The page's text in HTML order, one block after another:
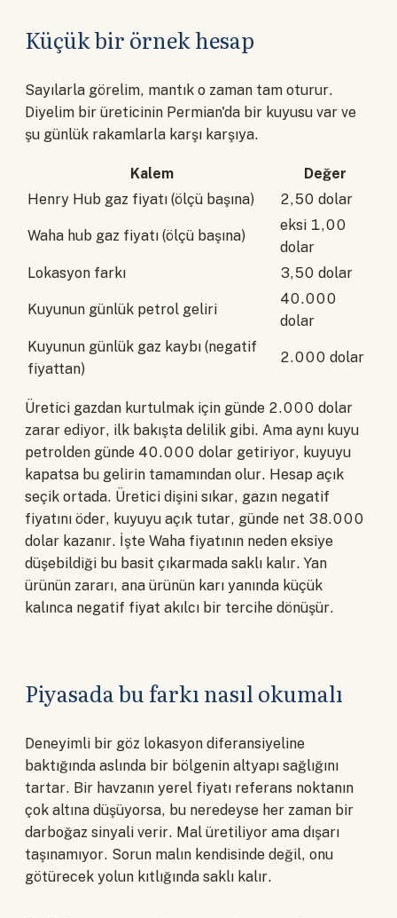
Küçük bir örnek hesap
Sayılarla görelim, mantık o zaman tam oturur.
Diyelim bir üreticinin Permian'da bir kuyusu var ve
şu günlük rakamlarla karşı karşıya.
Kalem
Değer
Henry Hub gaz fiyatı (ölçü başına)
2,50 dolar
Waha hub gaz fiyatı (ölçü başına)
eksi 1,00
dolar
Lokasyon farkı
3,50 dolar
Kuyunun günlük petrol geliri
40.000
dolar
Kuyunun günlük gaz kaybı (negatif
fiyattan)
2.000 dolar
Üretici gazdan kurtulmak için günde 2.000 dolar
zarar ediyor, ilk bakışta delilik gibi. Ama aynı kuyu
petrolden günde 40.000 dolar getiriyor, kuyuyu
kapatsa bu gelirin tamamından olur. Hesap açık
seçik ortada. Üretici dişini sıkar, gazın negatif
fiyatını öder, kuyuyu açık tutar, günde net 38.000
dolar kazanır. İşte Waha fiyatının neden eksiye
düşebildiği bu basit çıkarmada saklı kalır. Yan
ürünün zararı, ana ürünün karı yanında küçük
kalınca negatif fiyat akılcı bir tercihe dönüşür.
Piyasada bu farkı nasıl okumalı
Deneyimli bir göz lokasyon diferansiyeline
baktığında aslında bir bölgenin altyapı sağlığını
tartar. Bir havzanın yerel fiyatı referans noktanın
çok altına düşüyorsa, bu neredeyse her zaman bir
darboğaz sinyali verir. Mal üretiliyor ama dışarı
taşınamıyor. Sorun malın kendisinde değil, onu
götürecek yolun kıtlığında saklı kalır.